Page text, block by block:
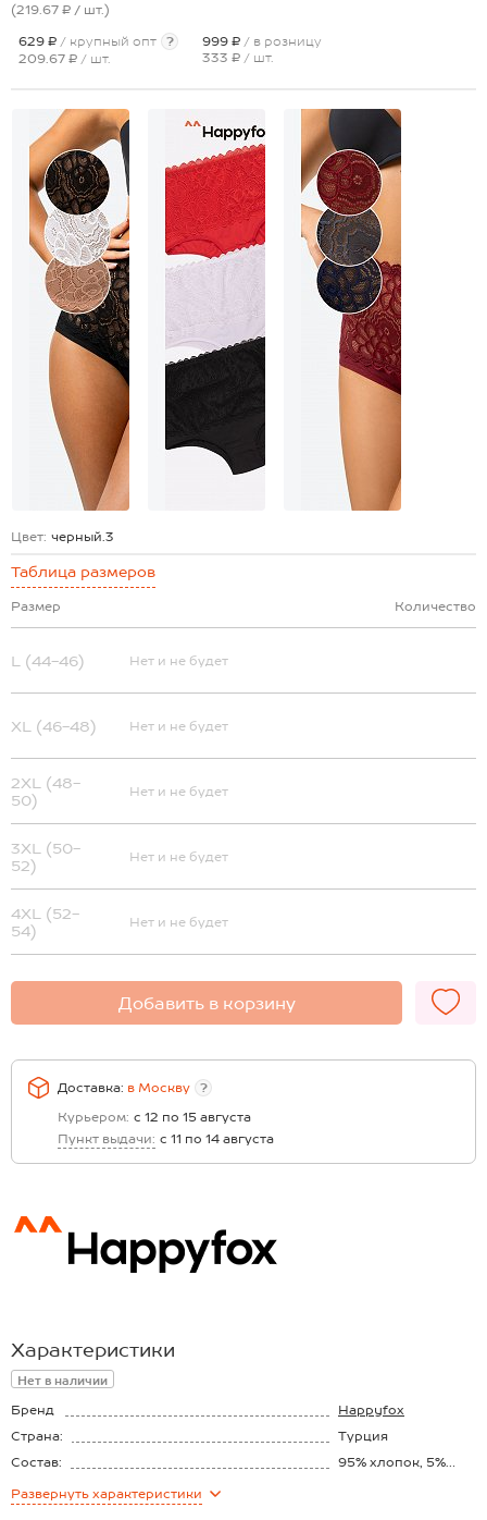
(219.67 ₽ / шт.)
629 ₽ / крупный опт
?
209.67 ₽ / шт.
999 ₽ / в розницу
333 ₽ / шт.
Цвет: черный.3
Таблица размеров
Размер Количество
L (44-46) Нет и не будет
XL (46-48) Нет и не будет
2XL (48-
50)
Нет и не будет
3XL (50-
52)
Нет и не будет
4XL (52-
54)
Нет и не будет
Добавить в корзину
Доставка: в Москву
?
Курьером: с 12 по 15 августа
Пункт выдачи: с 11 по 14 августа
Характеристики
Нет в наличии
Бренд
Happyfox
Страна:
Турция
Состав:
95% хлопок, 5%
Развернуть характеристики